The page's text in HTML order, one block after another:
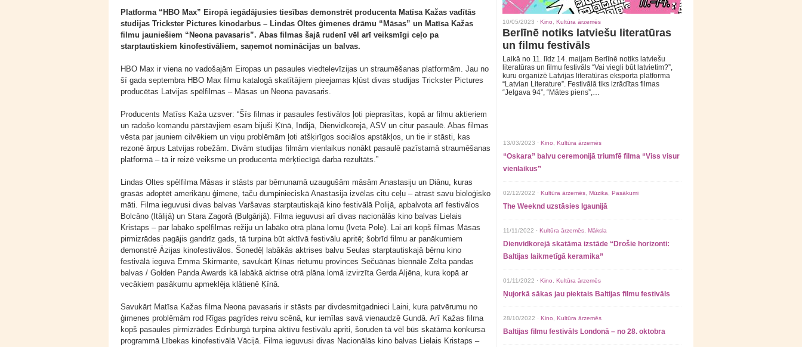
Platforma “HBO Max” Eiropā iegādājusies tiesības demonstrēt producenta Matīsa Kažas vadītās
studijas Trickster Pictures kinodarbus – Lindas Oltes ģimenes drāmu “Māsas” un Matīsa Kažas
filmu jauniešiem “Neona pavasaris”. Abas filmas šajā rudenī vēl arī veiksmīgi ceļo pa
starptautiskiem kinofestivāliem, saņemot nominācijas un balvas.
HBO Max ir viena no vadošajām Eiropas un pasaules viedtelevīzijas un straumēšanas platformām. Jau no
šī gada septembra HBO Max filmu katalogā skatītājiem pieejamas kļūst divas studijas Trickster Pictures
producētas Latvijas spēlfilmas – Māsas un Neona pavasaris.
Producents Matīss Kaža uzsver: “Šīs filmas ir pasaules festivālos ļoti pieprasītas, kopā ar filmu aktieriem
un radošo komandu pārstāvjiem esam bijuši Ķīnā, Indijā, Dienvidkorejā, ASV un citur pasaulē. Abas filmas
vēsta par jauniem cilvēkiem un viņu problēmām ļoti atšķirīgos sociālos apstākļos, un tie ir stāsti, kas
rezonē ārpus Latvijas robežām. Divām studijas filmām vienlaikus nonākt pasaulē pazīstamā straumēšanas
platformā – tā ir reizē veiksme un producenta mērķtiecīgā darba rezultāts.”
Lindas Oltes spēlfilma Māsas ir stāsts par bērnunamā uzaugušām māsām Anastasiju un Diānu, kuras
grasās adoptēt amerikāņu ģimene, taču dumpinieciskā Anastasija izvēlas citu ceļu – atrast savu bioloģisko
māti. Filma ieguvusi divas balvas Varšavas starptautiskajā kino festivālā Polijā, apbalvota arī festivālos
Bolcāno (Itālijā) un Stara Zagorā (Bulgārijā). Filma ieguvusi arī divas nacionālās kino balvas Lielais
Kristaps – par labāko spēlfilmas režiju un labāko otrā plāna lomu (Iveta Pole). Lai arī kopš filmas Māsas
pirmizrādes pagājis gandrīz gads, tā turpina būt aktīvā festivālu apritē; šobrīd filmu ar panākumiem
demonstrē Āzijas kinofestivālos. Šonedēļ labākās aktrises balvu Seulas starptautiskajā bērnu kino
festivālā ieguva Emma Skirmante, savukārt Ķīnas rietumu provinces Sečuānas biennālē Zelta pandas
balvas / Golden Panda Awards kā labākā aktrise otrā plāna lomā izvirzīta Gerda Aljēna, kura kopā ar
vecākiem pasākumu apmeklēja klātienē Ķīnā.
Savukārt Matīsa Kažas filma Neona pavasaris ir stāsts par divdesmitgadnieci Laini, kura patvērumu no
ģimenes problēmām rod Rīgas pagrīdes reivu scēnā, kur iemīlas savā vienaudzē Gundā. Arī Kažas filma
kopš pasaules pirmizrādes Edinburgā turpina aktīvu festivālu apriti, šoruden tā vēl būs skatāma konkursa
programmā Lībekas kinofestivālā Vācijā. Filma ieguvusi divas Nacionālās kino balvas Lielais Kristaps –
10/05/2023 · Kino Kultūra ārzemēs
Berlīnē notiks latviešu literatūras
un filmu festivāls
Laikā no 11. līdz 14. maijam Berlīnē notiks latviešu
literatūras un filmu festivāls “Vai viegli būt latvietim?”,
kuru organizē Latvijas literatūras eksporta platforma
“Latvian Literature”. Festivālā tiks izrādītas filmas
“Jelgava 94”, “Mātes piens”,…
13/03/2023 · Kino Kultūra ārzemēs
“Oskara” balvu ceremonijā triumfē filma “Viss visur
vienlaikus”
02/12/2022 · Kultūra ārzemēs Mūzika Pasākumi
The Weeknd uzstāsies Igaunijā
11/11/2022 · Kultūra ārzemēs Māksla
Dienvidkorejā skatāma izstāde “Drošie horizonti:
Baltijas laikmetīgā keramika”
01/11/2022 · Kino Kultūra ārzemēs
Ņujorkā sākas jau piektais Baltijas filmu festivāls
28/10/2022 · Kino Kultūra ārzemēs
Baltijas filmu festivāls Londonā – no 28. oktobra